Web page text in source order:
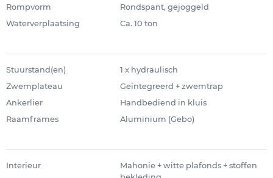
Rompvorm
Rondspant, gejoggeld
Waterverplaatsing
Ca. 10 ton
Stuurstand(en)
1 x hydraulisch
Zwemplateau
Geïntegreerd + zwemtrap
Ankerlier
Handbediend in kluis
Raamframes
Aluminium (Gebo)
Interieur
Mahonie + witte plafonds + stoffen